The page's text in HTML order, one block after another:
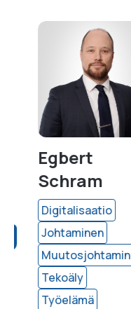
Egbert
Schram
Digitalisaatio
Johtaminen
Muutosjohtaminen
Tekoäly
Työelämä